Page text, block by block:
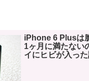
iPhone 6 Plusは
1ヶ月に満たない
イにヒビが入っ